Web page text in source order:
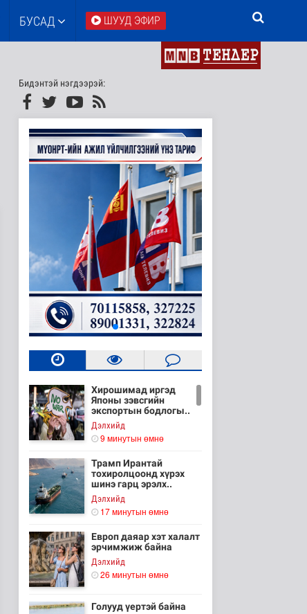
БУСАД ШУУД ЭФИР
Бидэнтэй нэгдээрэй:
Хирошимад иргэд
Японы зэвсгийн
экспортын бодлогы..
Дэлхийд
9 минутын өмнө
Трамп Ирантай
тохиролцоонд хүрэх
шинэ гарц эрэлх..
Дэлхийд
17 минутын өмнө
Европ даяар хэт халалт
эрчимжиж байна
Дэлхийд
26 минутын өмнө
Голууд үертэй байна